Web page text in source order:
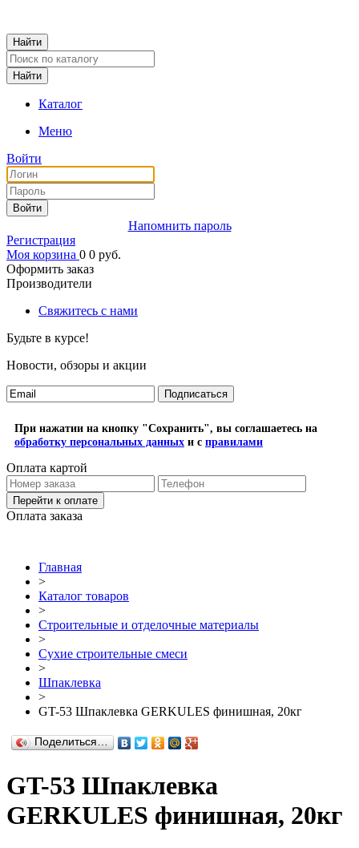
Каталог
Меню
Войти
Войти
Напомнить пароль
Регистрация
Моя корзина 0 0 руб.
Оформить заказ
Производители
Свяжитесь с нами
Будьте в курсе!
Новости, обзоры и акции
Подписаться
При нажатии на кнопку "Сохранить", вы соглашаетесь на
обработку персональных данных и с правилами
Оплата картой
Перейти к оплате
Оплата заказа
Главная
>
Каталог товаров
>
Строительные и отделочные материалы
>
Сухие строительные смеси
>
Шпаклевка
>
GT-53 Шпаклевка GERKULES финишная, 20кг
Поделиться…
GT-53 Шпаклевка
GERKULES финишная, 20кг